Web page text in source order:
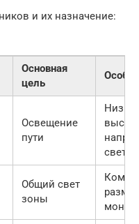
и их назначение:
Основная
цель
Освещение
пути
свет
Общий свет
зоны